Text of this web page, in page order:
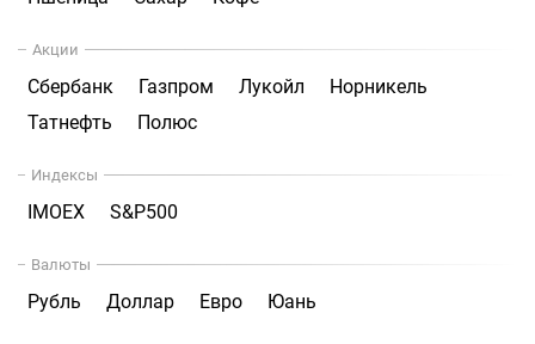
Акции
Сбербанк Газпром Лукойл
Норникель
Татнефть
Полюс
Индексы
IMOEX S&P500
Валюты
Рубль Доллар Евро Юань